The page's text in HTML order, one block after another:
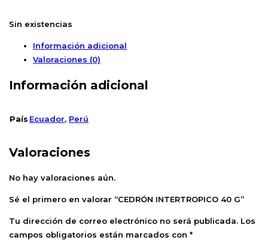
Sin existencias
Información adicional
Valoraciones (0)
Información adicional
País Ecuador, Perú
Valoraciones
No hay valoraciones aún.
Sé el primero en valorar “CEDRÓN INTERTROPICO 40 G”
Tu dirección de correo electrónico no será publicada. Los
campos obligatorios están marcados con *